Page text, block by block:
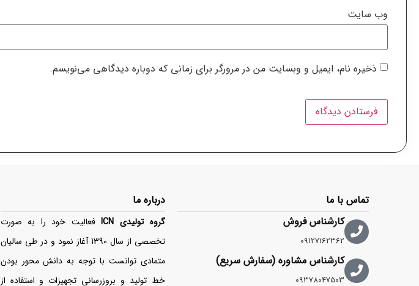
وب‌ سایت
ذخیره نام، ایمیل و وبسایت من در مرورگر برای زمانی که دوباره دیدگاهی می‌نویسم.
تماس با ما
کارشناس فروش
09127162362
کارشناس مشاوره (سفارش سریع)
09378047503
درباره ما
گروه تولیدی ICN
فعالیت خود را به صورت
تخصصی از سال 1390 آغاز نمود و در طی سالیان
متمادی توانست با توجه به دانش محور بودن
خط تولید و بروزرسانی تجهیزات و استفاده از